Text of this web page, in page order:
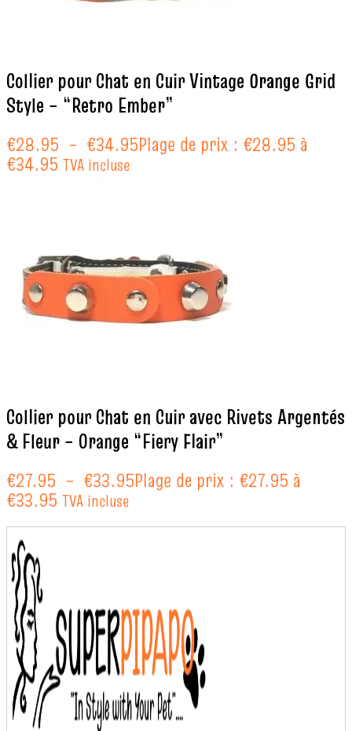
Collier pour Chat en Cuir Vintage Orange Grid
Style – “Retro Ember”
€28.95 – €34.95Plage de prix : €28.95 à
€34.95 TVA incluse
Collier pour Chat en Cuir avec Rivets Argentés
& Fleur – Orange “Fiery Flair”
€27.95 – €33.95Plage de prix : €27.95 à
€33.95 TVA incluse